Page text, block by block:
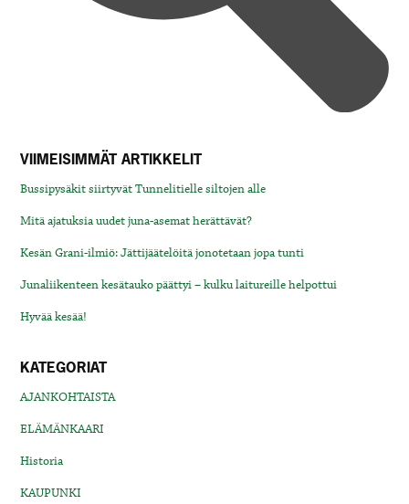
VIIMEISIMMÄT ARTIKKELIT
Bussipysäkit siirtyvät Tunnelitielle siltojen alle
Mitä ajatuksia uudet juna-asemat herättävät?
Kesän Grani-ilmiö: Jättijäätelöitä jonotetaan jopa tunti
Junaliikenteen kesätauko päättyi – kulku laitureille helpottui
Hyvää kesää!
KATEGORIAT
AJANKOHTAISTA
ELÄMÄNKAARI
Historia
KAUPUNKI